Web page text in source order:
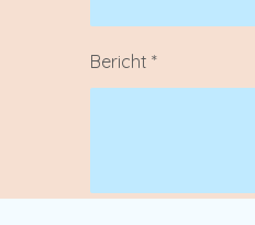
Bericht *